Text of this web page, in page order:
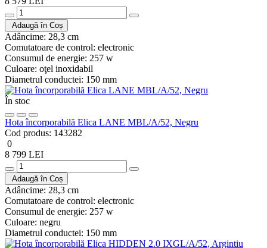
Adaugă în Coș
Adâncime: 28,3 cm
Comutatoare de control: electronic
Consumul de energie: 257 w
Culoare: oţel inoxidabil
Diametrul conductei: 150 mm
În stoc
Hota încorporabilă Elica LANE MBL/A/52, Negru
Cod produs: 143282
0
8 799 LEI
Adaugă în Coș
Adâncime: 28,3 cm
Comutatoare de control: electronic
Consumul de energie: 257 w
Culoare: negru
Diametrul conductei: 150 mm